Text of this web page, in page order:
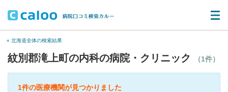
« 北海道全体の検索結果
紋別郡滝上町の内科の病院・クリニック （1件）
1件の医療機関が見つかりました